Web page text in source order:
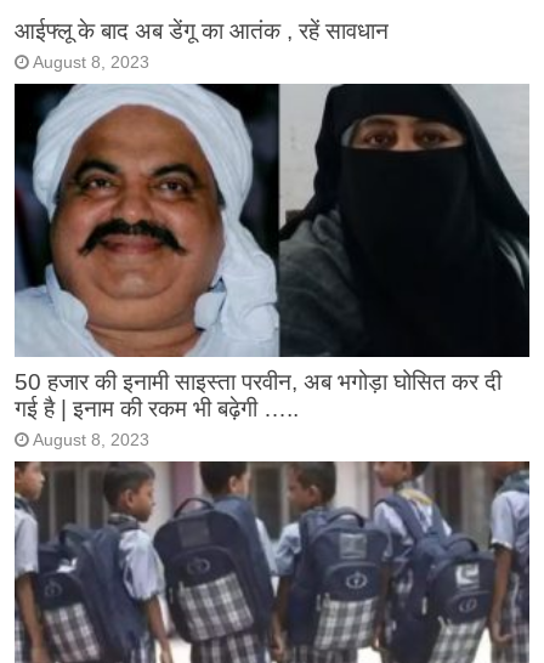
आईफ्लू के बाद अब डेंगू का आतंक , रहें सावधान
August 8, 2023
50 हजार की इनामी साइस्ता परवीन, अब भगोड़ा घोसित कर दी
गई है | इनाम की रकम भी बढ़ेगी …..
August 8, 2023